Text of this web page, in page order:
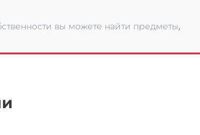
вы можете найти предметы,